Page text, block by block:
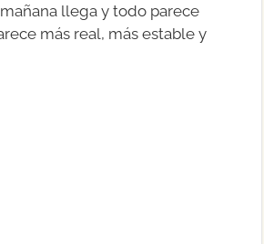
llega y todo parece
más real, más estable y